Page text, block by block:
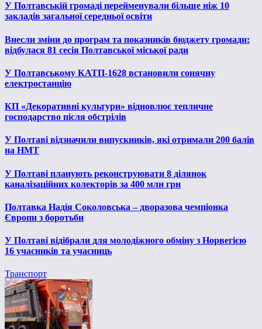
У Полтавській громаді перейменували більше ніж 10
закладів загальної середньої освіти
Внесли зміни до програм та показників бюджету громади:
відбулася 81 сесія Полтавської міської ради
У Полтавському КАТП-1628 встановили сонячну
електростанцію
КП «Декоративні культури» відновлює тепличне
господарство після обстрілів
У Полтаві відзначили випускників, які отримали 200 балів
на НМТ
У Полтаві планують реконструювати 8 ділянок
каналізаційних колекторів за 400 млн грн
Полтавка Надія Соколовська – дворазова чемпіонка
Європи з боротьби
У Полтаві відібрали для молодіжного обміну з Норвегією
16 учасників та учасниць
Транспорт